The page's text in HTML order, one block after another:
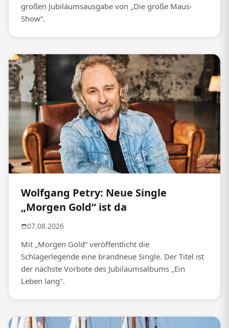
großen Jubiläumsausgabe von „Die große Maus-
Show“.
Wolfgang Petry: Neue Single
„Morgen Gold“ ist da
07.08.2026
Mit „Morgen Gold“ veröffentlicht die
Schlagerlegende eine brandneue Single. Der Titel ist
der nächste Vorbote des Jubiläumsalbums „Ein
Leben lang".